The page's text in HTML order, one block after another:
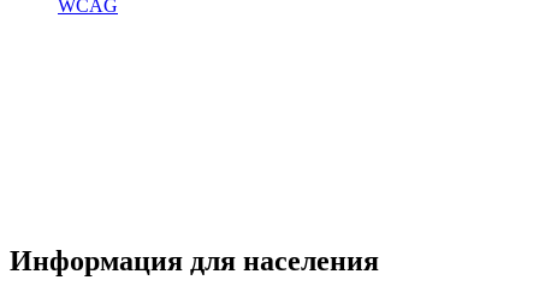
WCAG
Информация для населения